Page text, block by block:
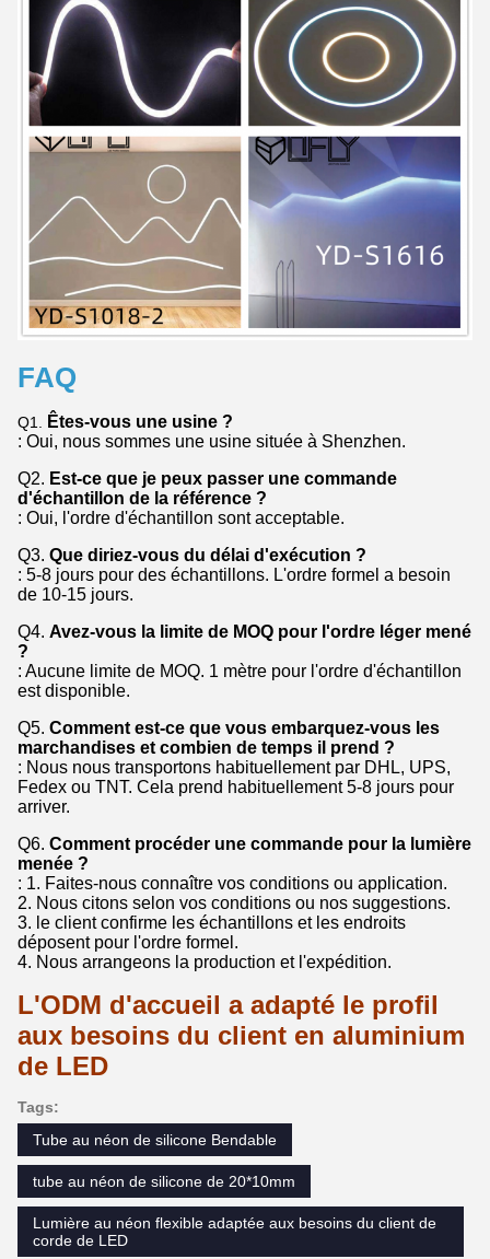
FAQ
Q1. Êtes-vous une usine ?
: Oui, nous sommes une usine située à Shenzhen.
Q2. Est-ce que je peux passer une commande
d'échantillon de la référence ?
: Oui, l'ordre d'échantillon sont acceptable.
Q3. Que diriez-vous du délai d'exécution ?
: 5-8 jours pour des échantillons. L'ordre formel a besoin
de 10-15 jours.
Q4. Avez-vous la limite de MOQ pour l'ordre léger mené
?
: Aucune limite de MOQ. 1 mètre pour l'ordre d'échantillon
est disponible.
Q5. Comment est-ce que vous embarquez-vous les
marchandises et combien de temps il prend ?
: Nous nous transportons habituellement par DHL, UPS,
Fedex ou TNT. Cela prend habituellement 5-8 jours pour
arriver.
Q6. Comment procéder une commande pour la lumière
menée ?
: 1. Faites-nous connaître vos conditions ou application.
2. Nous citons selon vos conditions ou nos suggestions.
3. le client confirme les échantillons et les endroits
déposent pour l'ordre formel.
4. Nous arrangeons la production et l'expédition.
L'ODM d'accueil a adapté le profil
aux besoins du client en aluminium
de LED
Tags:
Tube au néon de silicone Bendable
tube au néon de silicone de 20*10mm
Lumière au néon flexible adaptée aux besoins du client de
corde de LED